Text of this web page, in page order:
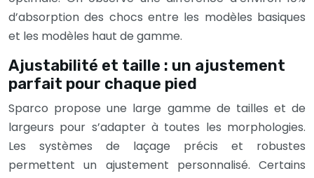
d’absorption des chocs entre les modèles basiques
et les modèles haut de gamme.
Ajustabilité et taille : un ajustement
parfait pour chaque pied
Sparco propose une large gamme de tailles et de
largeurs pour s’adapter à toutes les morphologies.
Les systèmes de laçage précis et robustes
permettent un ajustement personnalisé. Certains